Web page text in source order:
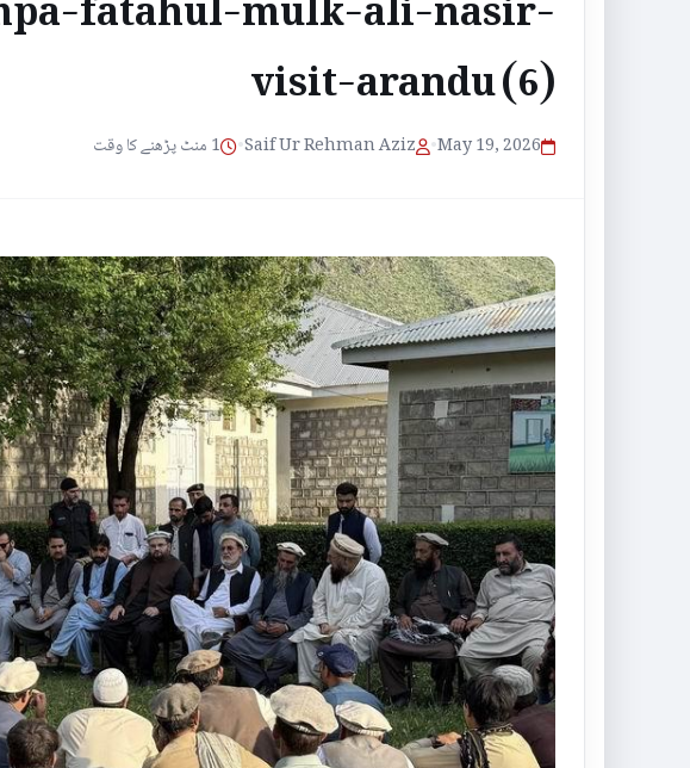
visit-arandu (6)
May 19, 2026
•
Saif Ur Rehman Aziz
• 1 منٹ پڑھنے کا وقت